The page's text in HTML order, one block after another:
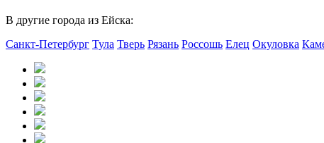
В другие города из Ейска:
Санкт-Петербург Тула Тверь Рязань Россошь Елец Окуловка